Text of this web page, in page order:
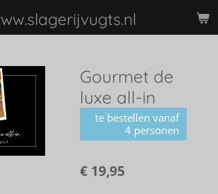
Gourmet de
luxe all-in
te bestellen vanaf
4 personen
€ 19,95